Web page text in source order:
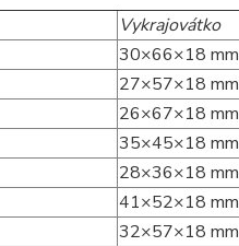
Vykrajovátko
30×66×18 mm
27×57×18 mm
26×67×18 mm
35×45×18 mm
28×36×18 mm
41×52×18 mm
32×57×18 mm